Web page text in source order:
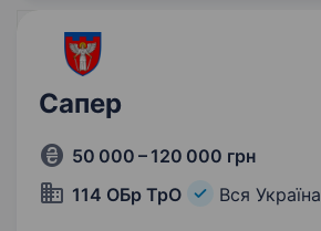
Сапер
50 000 – 120 000 грн
114 ОБр ТрО
Вся Україна